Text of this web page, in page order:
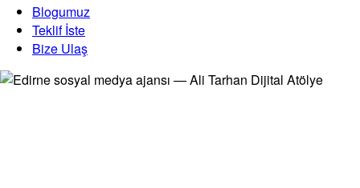
Blogumuz
Teklif İste
Bize Ulaş